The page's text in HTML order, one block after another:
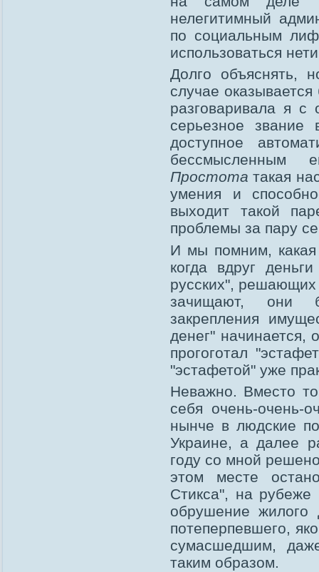
нелегитимный
по социальным
использоваться
Долго объяснять,
случае
разговаривала я
серьезное
доступное
бессмысленным
Простота такая
умения и
выходит такой
проблемы за пару
И мы помним, какая
когда вдруг
русских", решающих
зачищают, они
закрепления
денег" начинается,
прогоготал
"эстафетой" уже
Неважно. Вместо
себя очень-очень-
нынче в людские
Украине, а далее
году со мной
этом месте
Стикса", на
обрушение жилого
потеперпевшего,
сумасшедшим,
таким образом.